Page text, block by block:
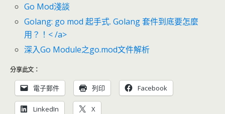
Go Mod淺談
Golang: go mod 起手式. Golang 套件到底要怎麼
用？！< /a>
深入Go Module之go.mod文件解析
分享此文：
電子郵件 列印 Facebook
LinkedIn X